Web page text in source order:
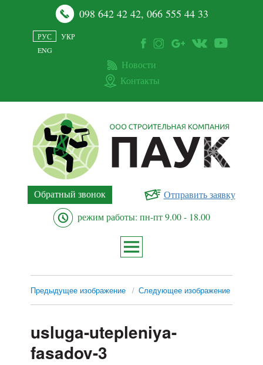
098 642 42 42, 066 555 44 33
РУС
УКР
ENG
Новости
Контакты
Обратный звонок
Отправить заявку
режим работы: пн-пт 9.00 - 18.00
Предыдущее изображение Следующее изображение
usluga-utepleniya-
fasadov-3